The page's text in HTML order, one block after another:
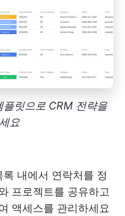
릿으로 CRM 전략을
요
록 내에서 연락처를 정
프로젝트를 공유하고
액세스를 관리하세요